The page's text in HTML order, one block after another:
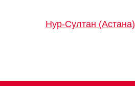
Нур-Султан (Астана)